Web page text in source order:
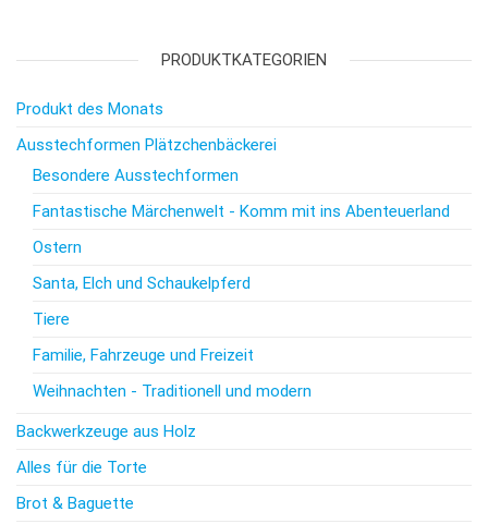
PRODUKTKATEGORIEN
Produkt des Monats
Ausstechformen Plätzchenbäckerei
Besondere Ausstechformen
Fantastische Märchenwelt - Komm mit ins Abenteuerland
Ostern
Santa, Elch und Schaukelpferd
Tiere
Familie, Fahrzeuge und Freizeit
Weihnachten - Traditionell und modern
Backwerkzeuge aus Holz
Alles für die Torte
Brot & Baguette